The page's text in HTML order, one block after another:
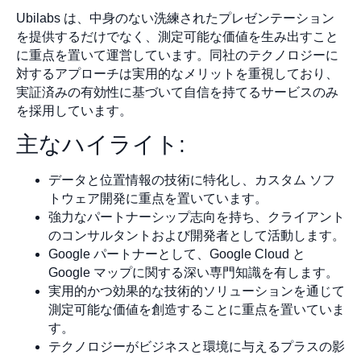
Ubilabs は、中身のない洗練されたプレゼンテーション
を提供するだけでなく、測定可能な価値を生み出すこと
に重点を置いて運営しています。同社のテクノロジーに
対するアプローチは実用的なメリットを重視しており、
実証済みの有効性に基づいて自信を持てるサービスのみ
を採用しています。
主なハイライト:
データと位置情報の技術に特化し、カスタム ソフ
トウェア開発に重点を置いています。
強力なパートナーシップ志向を持ち、クライアント
のコンサルタントおよび開発者として活動します。
Google パートナーとして、Google Cloud と
Google マップに関する深い専門知識を有します。
実用的かつ効果的な技術的ソリューションを通じて
測定可能な価値を創造することに重点を置いていま
す。
テクノロジーがビジネスと環境に与えるプラスの影